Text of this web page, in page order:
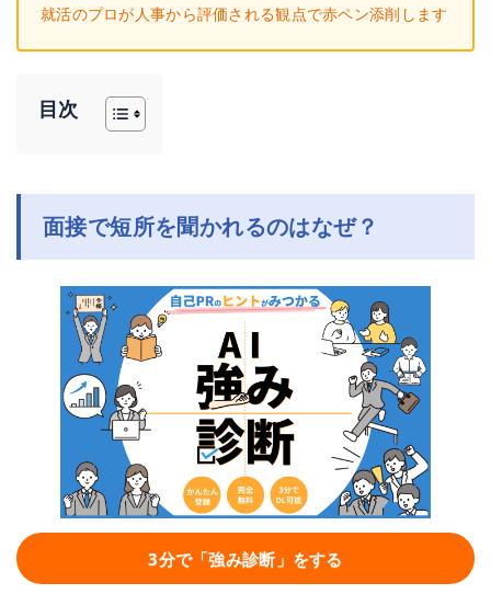
就活のプロが人事から評価される観点で赤ペン添削します
目次
面接で短所を聞かれるのはなぜ？
3分で「強み診断」をする